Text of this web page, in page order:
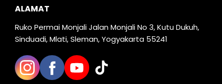
ALAMAT
Ruko Permai Monjali Jalan Monjali No 3, Kutu Dukuh,
Sinduadi, Mlati, Sleman, Yogyakarta 55241